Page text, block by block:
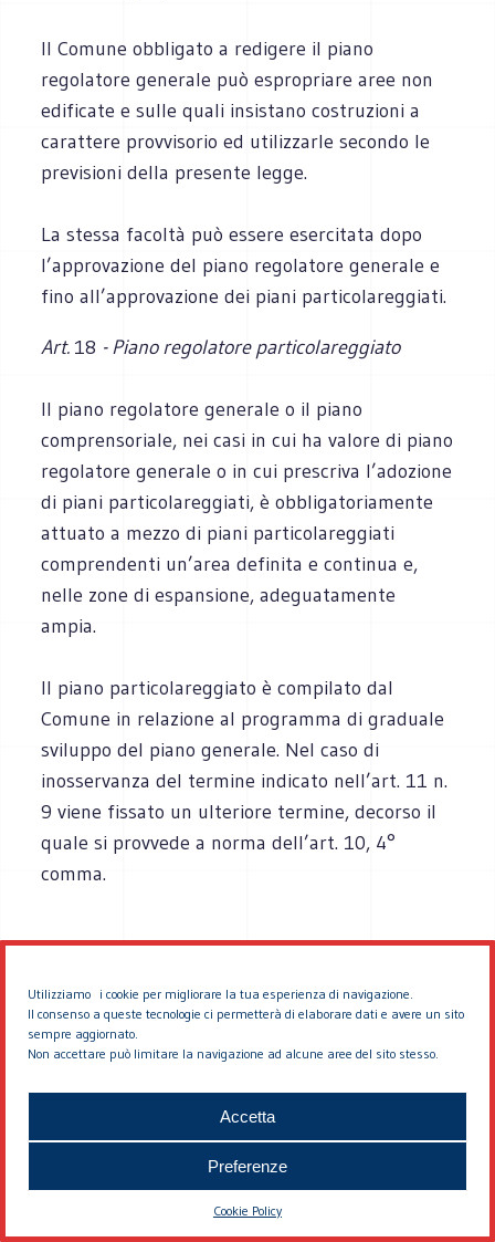
Utilizziamo i cookie per migliorare la tua esperienza di navigazione.
Il consenso a queste tecnologie ci permetterà di elaborare dati e avere un sito
sempre aggiornato.
Non accettare può limitare la navigazione ad alcune aree del sito stesso.
Accetta
Preferenze
Cookie Policy
Il Comune obbligato a redigere il piano
regolatore generale può espropriare aree non
edificate e sulle quali insistano costruzioni a
carattere provvisorio ed utilizzarle secondo le
previsioni della presente legge.
La stessa facoltà può essere esercitata dopo
l’approvazione del piano regolatore generale e
fino all’approvazione dei piani particolareggiati.
Art. 18 - Piano regolatore particolareggiato
Il piano regolatore generale o il piano
comprensoriale, nei casi in cui ha valore di piano
regolatore generale o in cui prescriva l’adozione
di piani particolareggiati, è obbligatoriamente
attuato a mezzo di piani particolareggiati
comprendenti un’area definita e continua e,
nelle zone di espansione, adeguatamente
ampia.
Il piano particolareggiato è compilato dal
Comune in relazione al programma di graduale
sviluppo del piano generale. Nel caso di
inosservanza del termine indicato nell’art. 11 n.
9 viene fissato un ulteriore termine, decorso il
quale si provvede a norma dell’art. 10, 4°
comma.
Art.19- Adozione del piano particolareggiato
La legge regionale disciplina la procedura di
del Comune, nonché quelle necessarie ad
assicurare la facoltà di enti o privati di
presentare osservazioni e del Comune di